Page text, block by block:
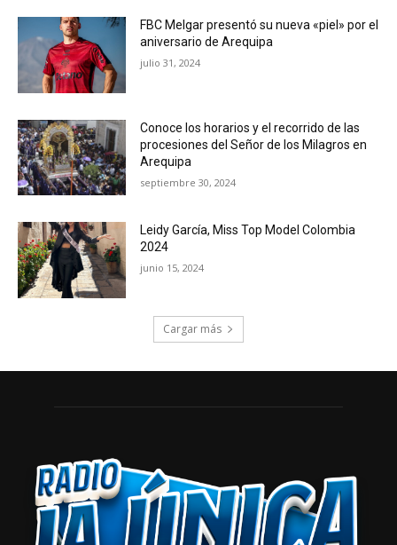
FBC Melgar presentó su nueva «piel» por el
aniversario de Arequipa
julio 31, 2024
Conoce los horarios y el recorrido de las
procesiones del Señor de los Milagros en
Arequipa
septiembre 30, 2024
Leidy García, Miss Top Model Colombia
2024
junio 15, 2024
Cargar más